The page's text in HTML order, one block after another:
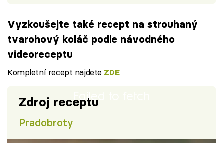
Vyzkoušejte také recept na strouhaný
tvarohový koláč podle návodného
videoreceptu
Kompletní recept najdete ZDE
Failed to fetch
Zdroj receptu
Pradobroty